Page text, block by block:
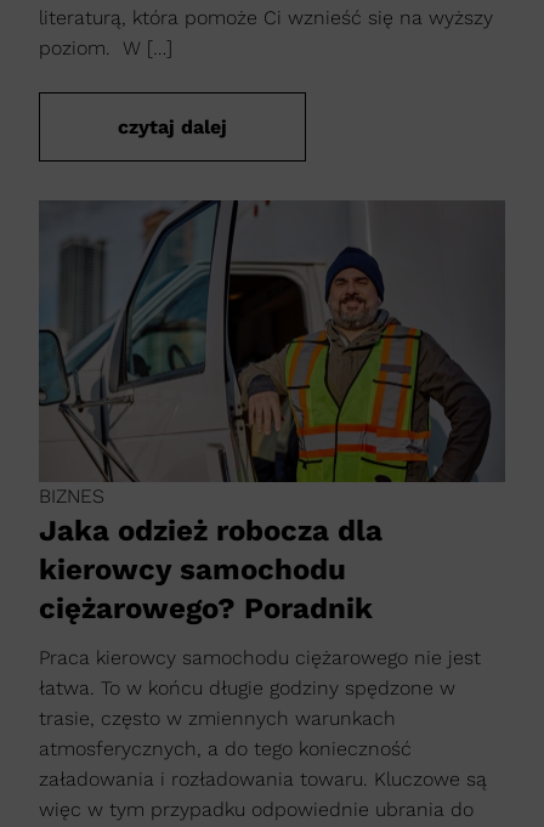
literaturą, która pomoże Ci wznieść się na wyższy
poziom. W […]
czytaj dalej
BIZNES
Jaka odzież robocza dla
kierowcy samochodu
ciężarowego? Poradnik
Praca kierowcy samochodu ciężarowego nie jest
łatwa. To w końcu długie godziny spędzone w
trasie, często w zmiennych warunkach
atmosferycznych, a do tego konieczność
załadowania i rozładowania towaru. Kluczowe są
więc w tym przypadku odpowiednie ubrania do